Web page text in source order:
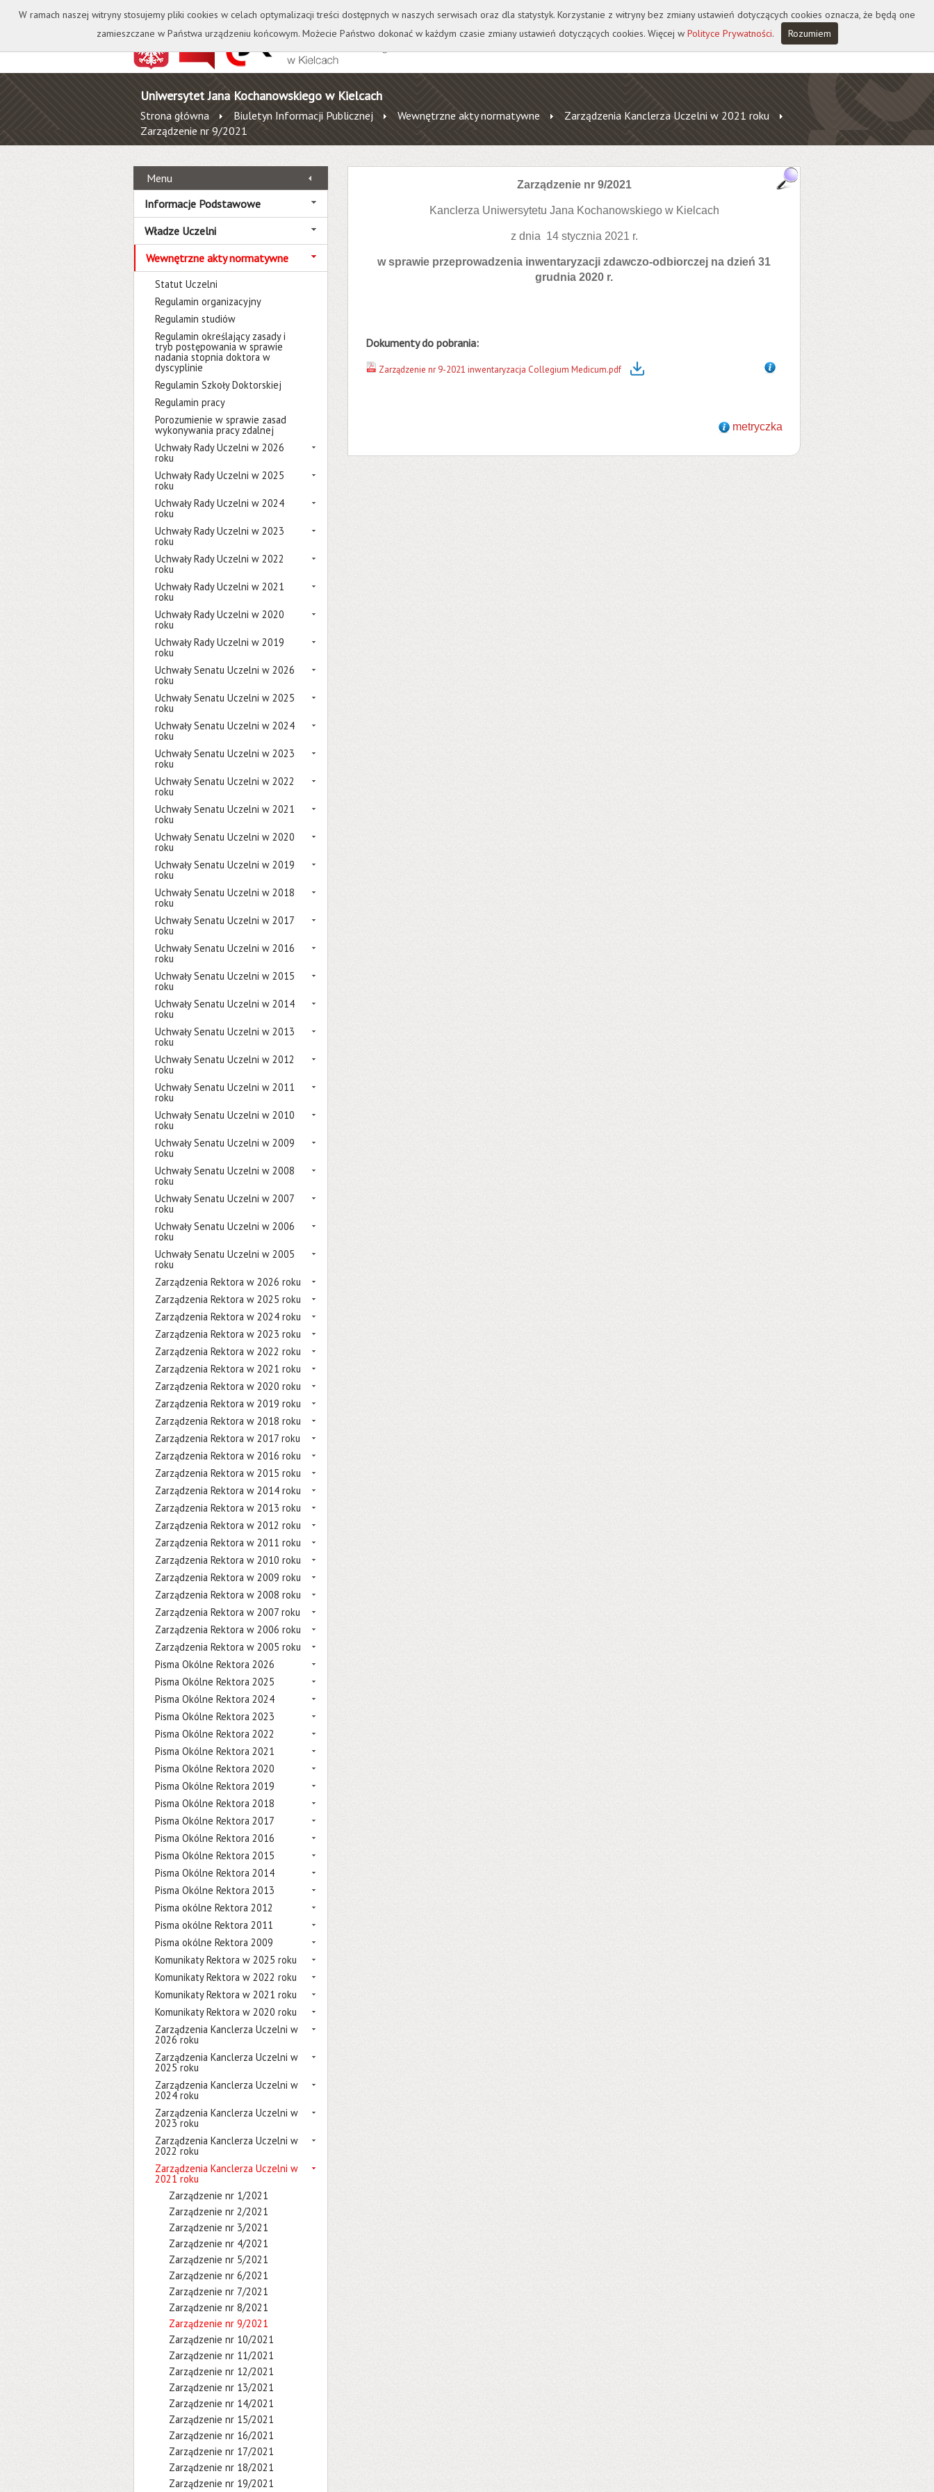
Kontakt Biblioteka Wydawnictwo Wirtualna Uczelnia A A A A
Uniwersytet Jana Kochanowskiego w Kielcach
Strona główna Biuletyn Informacji Publicznej Wewnętrzne akty normatywne
Zarządzenia Kanclerza Uczelni w 2021 roku
Zarządzenie nr 9/2021
Menu
Informacje Podstawowe
Władze Uczelni
Wewnętrzne akty normatywne
Statut Uczelni
Regulamin organizacyjny
Regulamin studiów
Regulamin określający zasady i
tryb postępowania w sprawie
nadania stopnia doktora w
dyscyplinie
Regulamin Szkoły Doktorskiej
Regulamin pracy
Porozumienie w sprawie zasad
wykonywania pracy zdalnej
Uchwały Rady Uczelni w 2026
roku
Uchwały Rady Uczelni w 2025
roku
Uchwały Rady Uczelni w 2024
roku
Uchwały Rady Uczelni w 2023
roku
Uchwały Rady Uczelni w 2022
roku
Uchwały Rady Uczelni w 2021
roku
Uchwały Rady Uczelni w 2020
roku
Uchwały Rady Uczelni w 2019
roku
Uchwały Senatu Uczelni w 2026
roku
Uchwały Senatu Uczelni w 2025
roku
Uchwały Senatu Uczelni w 2024
roku
Uchwały Senatu Uczelni w 2023
roku
Uchwały Senatu Uczelni w 2022
roku
Uchwały Senatu Uczelni w 2021
roku
Uchwały Senatu Uczelni w 2020
roku
Uchwały Senatu Uczelni w 2019
roku
Uchwały Senatu Uczelni w 2018
roku
Uchwały Senatu Uczelni w 2017
roku
Uchwały Senatu Uczelni w 2016
roku
Uchwały Senatu Uczelni w 2015
roku
Uchwały Senatu Uczelni w 2014
roku
Uchwały Senatu Uczelni w 2013
roku
Uchwały Senatu Uczelni w 2012
roku
Uchwały Senatu Uczelni w 2011
roku
Uchwały Senatu Uczelni w 2010
roku
Uchwały Senatu Uczelni w 2009
roku
Uchwały Senatu Uczelni w 2008
roku
Uchwały Senatu Uczelni w 2007
roku
Uchwały Senatu Uczelni w 2006
roku
Uchwały Senatu Uczelni w 2005
roku
Zarządzenia Rektora w 2026 roku
Zarządzenia Rektora w 2025 roku
Zarządzenia Rektora w 2024 roku
Zarządzenia Rektora w 2023 roku
Zarządzenia Rektora w 2022 roku
Zarządzenia Rektora w 2021 roku
Zarządzenia Rektora w 2020 roku
Zarządzenia Rektora w 2019 roku
Zarządzenia Rektora w 2018 roku
Zarządzenia Rektora w 2017 roku
Zarządzenia Rektora w 2016 roku
Zarządzenia Rektora w 2015 roku
Zarządzenia Rektora w 2014 roku
Zarządzenia Rektora w 2013 roku
Zarządzenia Rektora w 2012 roku
Zarządzenia Rektora w 2011 roku
Zarządzenia Rektora w 2010 roku
Zarządzenia Rektora w 2009 roku
Zarządzenia Rektora w 2008 roku
Zarządzenia Rektora w 2007 roku
Zarządzenia Rektora w 2006 roku
Zarządzenia Rektora w 2005 roku
Pisma Okólne Rektora 2026
Pisma Okólne Rektora 2025
Pisma Okólne Rektora 2024
Pisma Okólne Rektora 2023
Pisma Okólne Rektora 2022
Pisma Okólne Rektora 2021
Pisma Okólne Rektora 2020
Pisma Okólne Rektora 2019
Pisma Okólne Rektora 2018
Pisma Okólne Rektora 2017
Pisma Okólne Rektora 2016
Pisma Okólne Rektora 2015
Pisma Okólne Rektora 2014
Pisma Okólne Rektora 2013
Pisma okólne Rektora 2012
Pisma okólne Rektora 2011
Pisma okólne Rektora 2009
Komunikaty Rektora w 2025 roku
Komunikaty Rektora w 2022 roku
Komunikaty Rektora w 2021 roku
Komunikaty Rektora w 2020 roku
Zarządzenia Kanclerza Uczelni w
2026 roku
Zarządzenia Kanclerza Uczelni w
2025 roku
Zarządzenia Kanclerza Uczelni w
2024 roku
Zarządzenia Kanclerza Uczelni w
2023 roku
Zarządzenia Kanclerza Uczelni w
2022 roku
Zarządzenia Kanclerza Uczelni w
2021 roku
Zarządzenie nr 1/2021
Zarządzenie nr 2/2021
Zarządzenie nr 3/2021
Zarządzenie nr 4/2021
Zarządzenie nr 5/2021
Zarządzenie nr 6/2021
Zarządzenie nr 7/2021
Zarządzenie nr 8/2021
Zarządzenie nr 9/2021
Zarządzenie nr 10/2021
Zarządzenie nr 11/2021
Zarządzenie nr 12/2021
Zarządzenie nr 13/2021
Zarządzenie nr 14/2021
Zarządzenie nr 15/2021
Zarządzenie nr 16/2021
Zarządzenie nr 17/2021
Zarządzenie nr 18/2021
Zarządzenie nr 19/2021
Zarządzenie nr 9/2021
Kanclerza Uniwersytetu Jana Kochanowskiego w Kielcach
z dnia 14 stycznia 2021 r.
w sprawie przeprowadzenia inwentaryzacji zdawczo-odbiorczej na dzień 31
grudnia 2020 r.
Dokumenty do pobrania:
Zarządzenie nr 9-2021 inwentaryzacja Collegium Medicum.pdf
metryczka
W ramach naszej witryny stosujemy pliki cookies w celach optymalizacji treści dostępnych w naszych serwisach oraz dla statystyk. Korzystanie z witryny bez zmiany ustawień dotyczących cookies oznacza, że będą one
zamieszczane w Państwa urządzeniu końcowym. Możecie Państwo dokonać w każdym czasie zmiany ustawień dotyczących cookies. Więcej w Polityce Prywatności. Rozumiem